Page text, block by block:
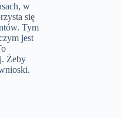
w
się
Tym
jest
Żeby